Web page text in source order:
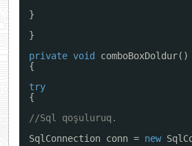
}
}
private void
comboBoxDoldur()
{
try
{
//Sql qoşuluruq.
SqlConnection conn = new